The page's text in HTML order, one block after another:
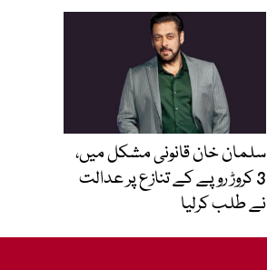
سلمان خان قانونی مشکل میں،
3 کروڑ روپے کے تنازع پر عدالت
نے طلب کرلیا